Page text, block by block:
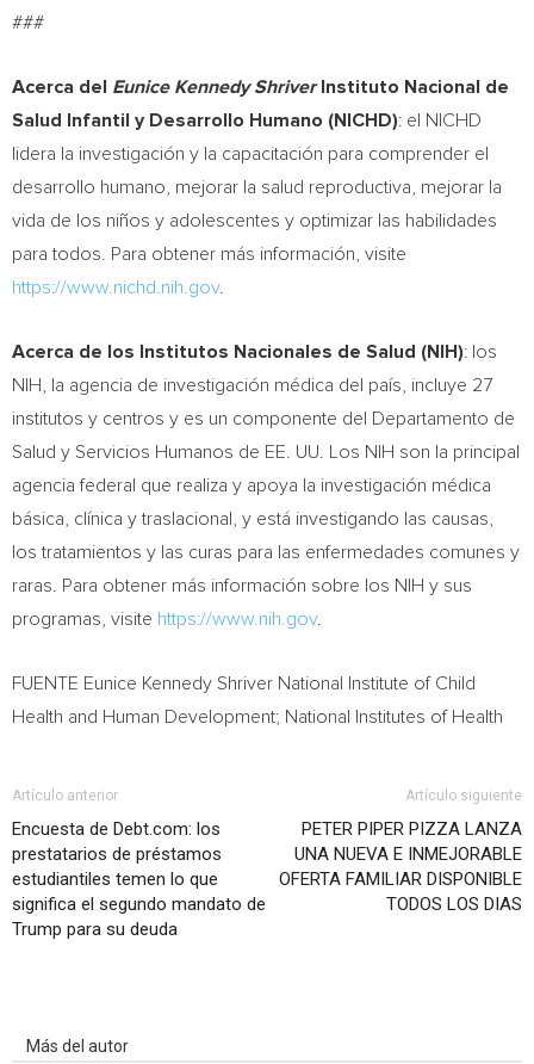
###
Acerca del Eunice Kennedy ShriverInstituto Nacional de
Salud Infantil y Desarrollo Humano (NICHD): el NICHD
lidera la investigación y la capacitación para comprender el
desarrollo humano, mejorar la salud reproductiva, mejorar la
vida de los niños y adolescentes y optimizar las habilidades
para todos. Para obtener más información, visite
https://www.nichd.nih.gov.
Acerca de los Institutos Nacionales de Salud (NIH): los
NIH, la agencia de investigación médica del país, incluye 27
institutos y centros y es un componente del Departamento de
Salud y Servicios Humanos de EE. UU. Los NIH son la principal
agencia federal que realiza y apoya la investigación médica
básica, clínica y traslacional, y está investigando las causas,
los tratamientos y las curas para las enfermedades comunes y
raras. Para obtener más información sobre los NIH y sus
programas, visite https://www.nih.gov.
FUENTE Eunice Kennedy Shriver National Institute of Child
Health and Human Development; National Institutes of Health
Artículo anterior
Encuesta de Debt.com: los
prestatarios de préstamos
estudiantiles temen lo que
significa el segundo mandato de
Trump para su deuda
Artículo siguiente
PETER PIPER PIZZA LANZA
UNA NUEVA E INMEJORABLE
OFERTA FAMILIAR DISPONIBLE
TODOS LOS DIAS
Más del autor